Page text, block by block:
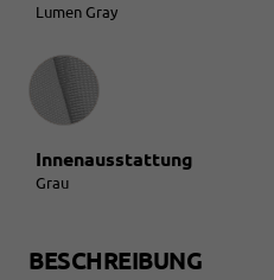
Lumen Gray
Innenausstattung
Innenausstattung
Grau
BESCHREIBUNG